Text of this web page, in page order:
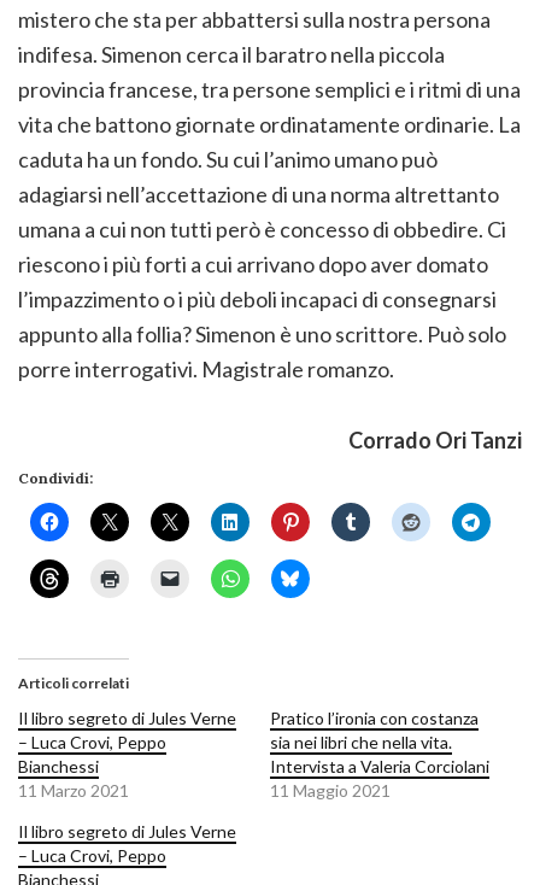
mistero che sta per abbattersi sulla nostra persona
indifesa. Simenon cerca il baratro nella piccola
provincia francese, tra persone semplici e i ritmi di una
vita che battono giornate ordinatamente ordinarie. La
caduta ha un fondo. Su cui l’animo umano può
adagiarsi nell’accettazione di una norma altrettanto
umana a cui non tutti però è concesso di obbedire. Ci
riescono i più forti a cui arrivano dopo aver domato
l’impazzimento o i più deboli incapaci di consegnarsi
appunto alla follia? Simenon è uno scrittore. Può solo
porre interrogativi. Magistrale romanzo.
Corrado Ori Tanzi
Condividi:
Articoli correlati
Il libro segreto di Jules Verne
– Luca Crovi, Peppo
Bianchessi
11 Marzo 2021
Pratico l’ironia con costanza
sia nei libri che nella vita.
Intervista a Valeria Corciolani
11 Maggio 2021
Il libro segreto di Jules Verne
– Luca Crovi, Peppo
Bianchessi